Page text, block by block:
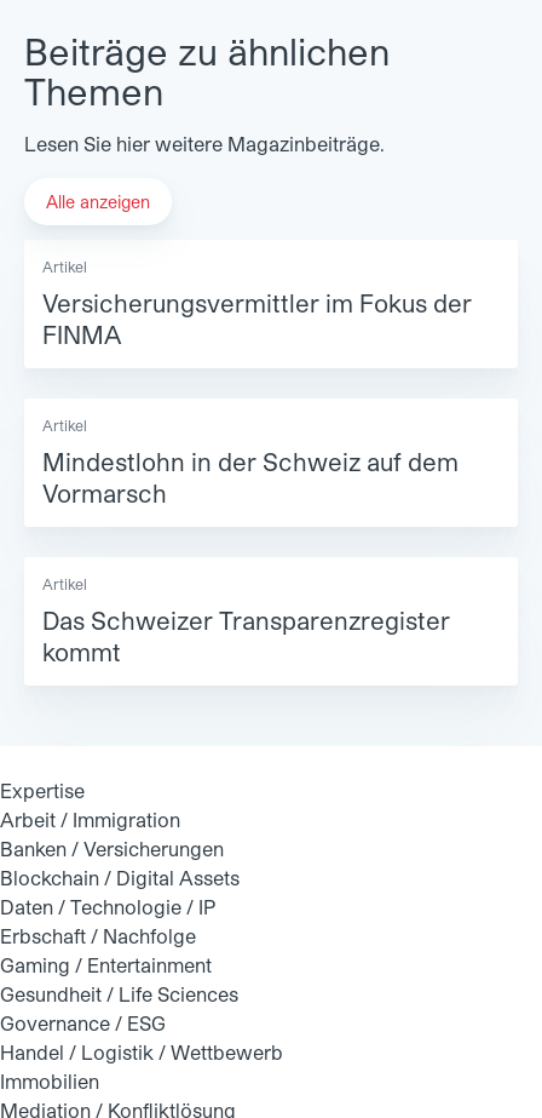
Beiträge zu ähnlichen
Themen
Lesen Sie hier weitere Magazinbeiträge.
Alle anzeigen
Artikel
Versicherungsvermittler im Fokus der
FINMA
Artikel
Mindestlohn in der Schweiz auf dem
Vormarsch
Artikel
Das Schweizer Transparenzregister
kommt
Expertise
Arbeit / Immigration
Banken / Versicherungen
Blockchain / Digital Assets
Daten / Technologie / IP
Erbschaft / Nachfolge
Gaming / Entertainment
Gesundheit / Life Sciences
Governance / ESG
Handel / Logistik / Wettbewerb
Immobilien
Mediation / Konfliktlösung